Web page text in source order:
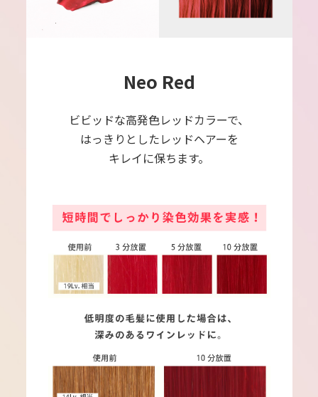
Neo Red
ビビッドな高発色レッドカラーで、
はっきりとしたレッドヘアーを
キレイに保ちます。